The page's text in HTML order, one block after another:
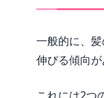
一般的に、
伸びる傾向が